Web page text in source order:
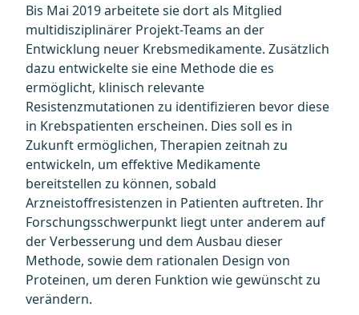
Bis Mai 2019 arbeitete sie dort als Mitglied
multidisziplinärer Projekt-Teams an der
Entwicklung neuer Krebsmedikamente. Zusätzlich
dazu entwickelte sie eine Methode die es
ermöglicht, klinisch relevante
Resistenzmutationen zu identifizieren bevor diese
in Krebspatienten erscheinen. Dies soll es in
Zukunft ermöglichen, Therapien zeitnah zu
entwickeln, um effektive Medikamente
bereitstellen zu können, sobald
Arzneistoffresistenzen in Patienten auftreten. Ihr
Forschungsschwerpunkt liegt unter anderem auf
der Verbesserung und dem Ausbau dieser
Methode, sowie dem rationalen Design von
Proteinen, um deren Funktion wie gewünscht zu
verändern.